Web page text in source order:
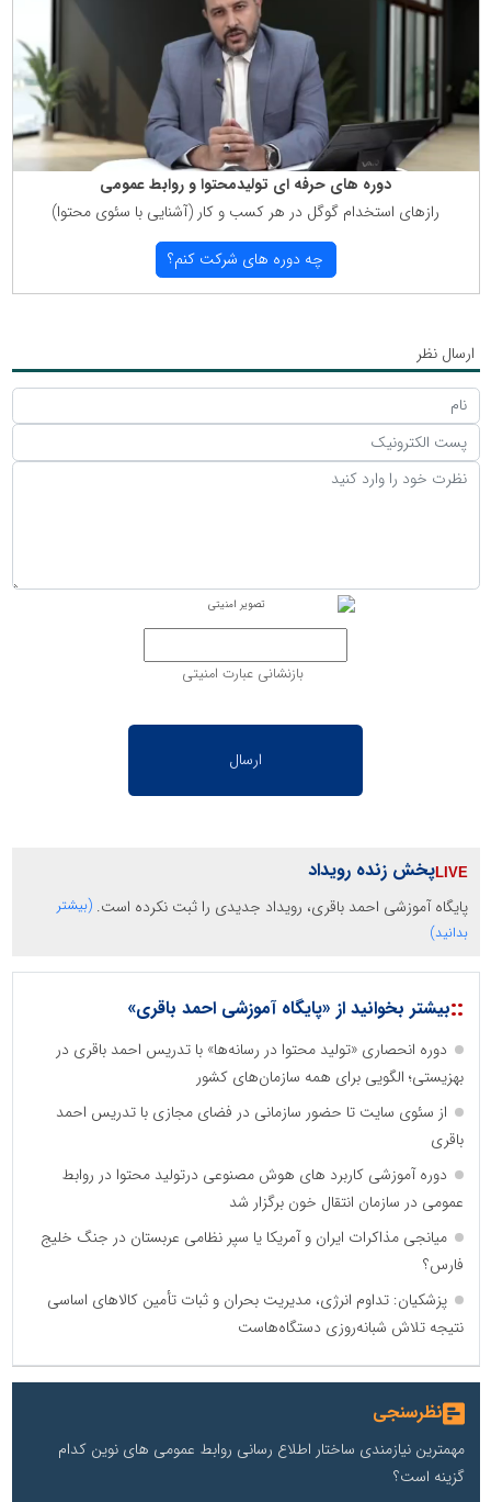
دوره های حرفه ای تولیدمحتوا و روابط عمومی
رازهای استخدام گوگل در هر كسب و كار (آشنایی با سئوی محتوا)
چه دوره های شركت كنم؟
ارسال نظر
بازنشانی عبارت امنیتی
پخش زنده رویداد
پایگاه آموزشی احمد باقری، رویداد جدیدی را ثبت نکرده است. (بیشتر
بدانید)
::بیشتر بخوانید از «پایگاه آموزشی احمد باقری»
دوره انحصاری «تولید محتوا در رسانه‌ها» با تدریس احمد باقری در
بهزیستی؛ الگویی برای همه سازمان‌های کشور
از سئوی سایت تا حضور سازمانی در فضای مجازی با تدریس احمد
باقری
دوره آموزشی کاربرد های هوش مصنوعی درتولید محتوا در روابط
عمومی در سازمان انتقال خون برگزار شد
میانجی مذاکرات ایران و آمریکا یا سپر نظامی عربستان در جنگ خلیج
فارس؟
پزشکیان: تداوم انرژی، مدیریت بحران و ثبات تأمین کالاهای اساسی
نتیجه تلاش شبانه‌روزی دستگاه‌هاست
نظرسنجی
مهمترین نیازمندی ساختار اطلاع رسانی روابط عمومی های نوین کدام
گزینه است؟